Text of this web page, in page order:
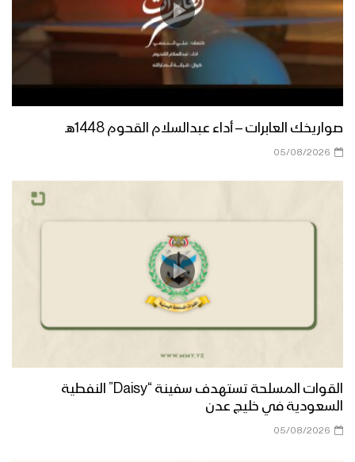
صواريخك العابرات – أداء عبدالسلام القحوم 1448هـ
05/08/2026
القوات المسلحة تستهدف سفينة “Daisy” النفطية
السعودية في خليج عدن
05/08/2026